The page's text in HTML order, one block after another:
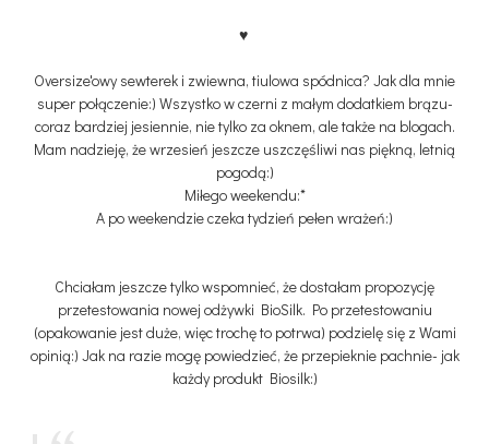
♥
Oversize'owy sewterek i zwiewna, tiulowa spódnica? Jak dla mnie
super połączenie:) Wszystko w czerni z małym dodatkiem brązu-
coraz bardziej jesiennie, nie tylko za oknem, ale także na blogach.
Mam nadzieję, że wrzesień jeszcze uszczęśliwi nas piękną, letnią
pogodą:)
Miłego weekendu:*
A po weekendzie czeka tydzień pełen wrażeń:)
Chciałam jeszcze tylko wspomnieć, że dostałam propozycję
przetestowania nowej odżywki BioSilk. Po przetestowaniu
(opakowanie jest duże, więc trochę to potrwa) podzielę się z Wami
opinią:) Jak na razie mogę powiedzieć, że przepieknie pachnie- jak
każdy produkt Biosilk:)